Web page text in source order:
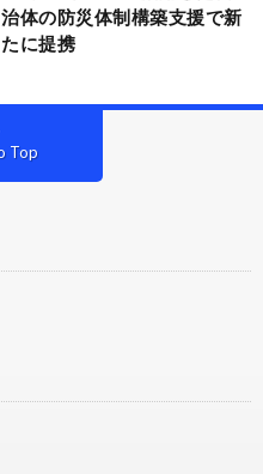
治体の防災体制構築支援で新
たに提携
Top